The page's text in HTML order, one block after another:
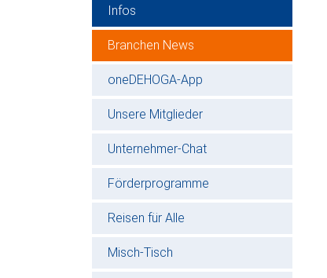
Infos
Branchen News
oneDEHOGA-App
Unsere Mitglieder
Unternehmer-Chat
Förderprogramme
Reisen für Alle
Misch-Tisch